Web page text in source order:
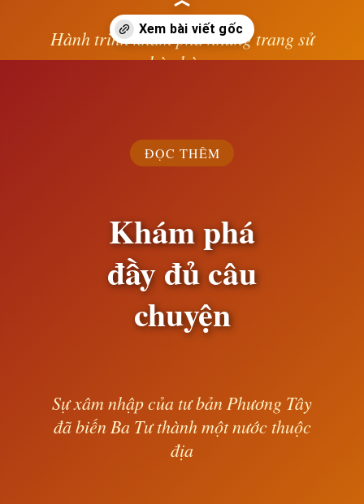
Hành trình khám phá những trang sử
hào hùng
ĐỌC THÊM
Khám phá
đầy đủ câu
chuyện
Sự xâm nhập của tư bản Phương Tây
đã biến Ba Tư thành một nước thuộc
địa